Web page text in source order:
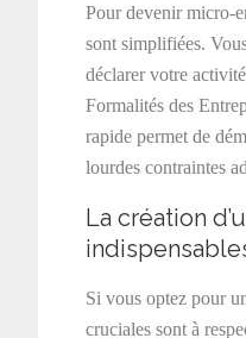
Pour devenir micro-
sont simplifiées.
déclarer votre
Formalités des
rapide permet de
lourdes contraintes
La création
Si vous optez pour
cruciales sont à